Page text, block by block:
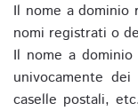
Il nome a dominio
nomi registrati o
Il nome a
univocamente
caselle postali,